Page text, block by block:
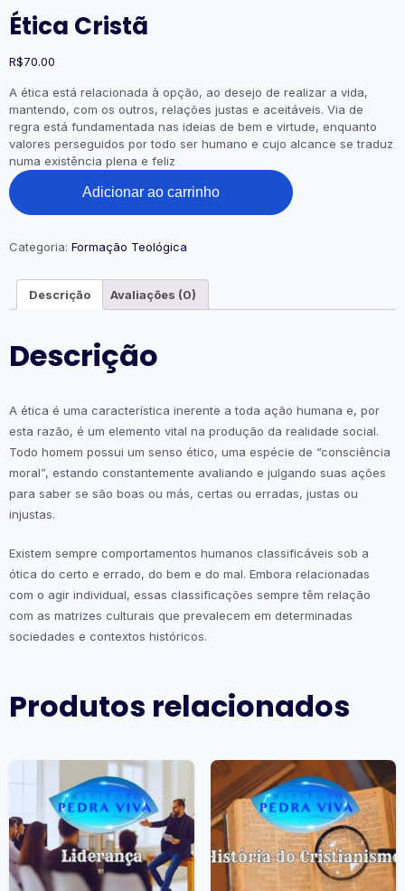
Ética Cristã
R$70.00
A ética está relacionada à opção, ao desejo de realizar a vida,
mantendo, com os outros, relações justas e aceitáveis. Via de
regra está fundamentada nas ideias de bem e virtude, enquanto
valores perseguidos por todo ser humano e cujo alcance se traduz
numa existência plena e feliz
Ética
Cristã
quantidade
Adicionar ao carrinho
Categoria: Formação Teológica
Descrição Avaliações (0)
Descrição
A ética é uma característica inerente a toda ação humana e, por
esta razão, é um elemento vital na produção da realidade social.
Todo homem possui um senso ético, uma espécie de “consciência
moral”, estando constantemente avaliando e julgando suas ações
para saber se são boas ou más, certas ou erradas, justas ou
injustas.
Existem sempre comportamentos humanos classificáveis sob a
ótica do certo e errado, do bem e do mal. Embora relacionadas
com o agir individual, essas classificações sempre têm relação
com as matrizes culturais que prevalecem em determinadas
sociedades e contextos históricos.
Produtos relacionados